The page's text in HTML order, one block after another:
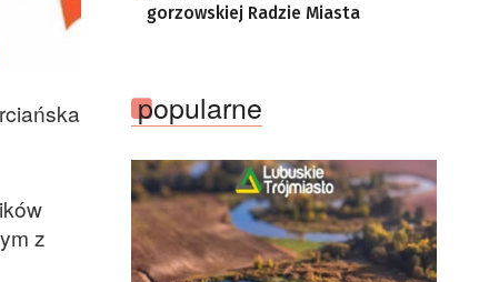
z
gorzowskiej Radzie Miasta
popularne